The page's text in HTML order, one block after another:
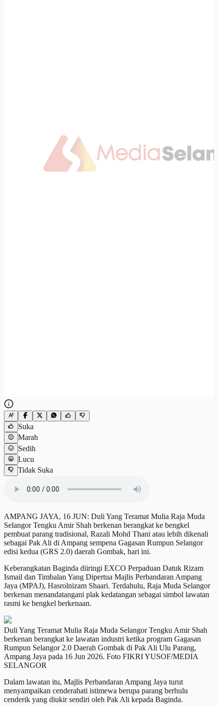
Suka
Marah
Sedih
Lucu
Tidak Suka
AMPANG JAYA, 16 JUN: Duli Yang Teramat Mulia Raja Muda
Selangor Tengku Amir Shah berkenan berangkat ke bengkel
pembuat parang tradisional, Razali Mohd Thani atau lebih dikenali
sebagai Pak Ali di Ampang sempena Gagasan Rumpun Selangor
edisi kedua (GRS 2.0) daerah Gombak, hari ini.
Keberangkatan Baginda diiringi EXCO Perpaduan Datuk Rizam
Ismail dan Timbalan Yang Dipertua Majlis Perbandaran Ampang
Jaya (MPAJ), Hasrolnizam Shaari. Terdahulu, Raja Muda Selangor
berkenan menandatangani plak kedatangan sebagai simbol lawatan
rasmi ke bengkel berkenaan.
Duli Yang Teramat Mulia Raja Muda Selangor Tengku Amir Shah
berkenan berangkat ke lawatan industri ketika program Gagasan
Rumpun Selangor 2.0 Daerah Gombak di Pak Ali Ulu Parang,
Ampang Jaya pada 16 Jun 2026. Foto FIKRI YUSOF/MEDIA
SELANGOR
Dalam lawatan itu, Majlis Perbandaran Ampang Jaya turut
menyampaikan cenderahati istimewa berupa parang berhulu
cenderik yang diukir sendiri oleh Pak Ali kepada Baginda.